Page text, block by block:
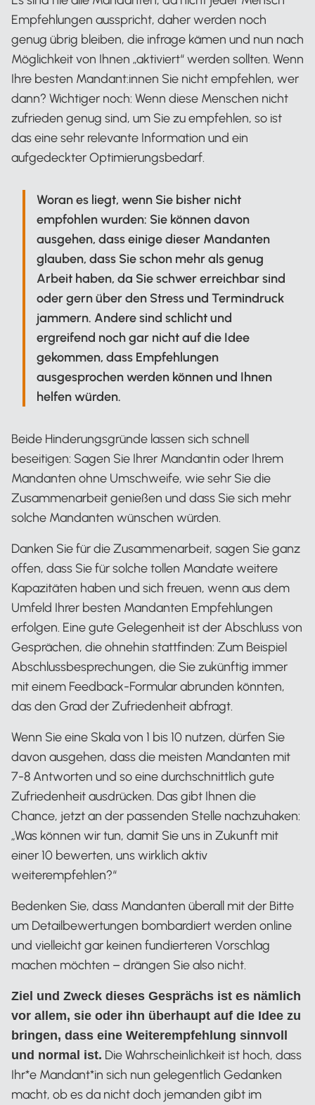
Empfehlungen ausspricht, daher werden noch
genug übrig bleiben, die infrage kämen und nun nach
Möglichkeit von Ihnen „aktiviert“ werden sollten. Wenn
Ihre besten Mandant:innen Sie nicht empfehlen, wer
dann? Wichtiger noch: Wenn diese Menschen nicht
zufrieden genug sind, um Sie zu empfehlen, so ist
das eine sehr relevante Information und ein
aufgedeckter Optimierungsbedarf.
Woran es liegt, wenn Sie bisher nicht
empfohlen wurden: Sie können davon
ausgehen, dass einige dieser Mandanten
glauben, dass Sie schon mehr als genug
Arbeit haben, da Sie schwer erreichbar sind
oder gern über den Stress und Termindruck
jammern. Andere sind schlicht und
ergreifend noch gar nicht auf die Idee
gekommen, dass Empfehlungen
ausgesprochen werden können und Ihnen
helfen würden.
Beide Hinderungsgründe lassen sich schnell
beseitigen: Sagen Sie Ihrer Mandantin oder Ihrem
Mandanten ohne Umschweife, wie sehr Sie die
Zusammenarbeit genießen und dass Sie sich mehr
solche Mandanten wünschen würden.
Danken Sie für die Zusammenarbeit, sagen Sie ganz
offen, dass Sie für solche tollen Mandate weitere
Kapazitäten haben und sich freuen, wenn aus dem
Umfeld Ihrer besten Mandanten Empfehlungen
erfolgen. Eine gute Gelegenheit ist der Abschluss von
Gesprächen, die ohnehin stattfinden: Zum Beispiel
Abschlussbesprechungen, die Sie zukünftig immer
mit einem Feedback-Formular abrunden könnten,
das den Grad der Zufriedenheit abfragt.
Wenn Sie eine Skala von 1 bis 10 nutzen, dürfen Sie
davon ausgehen, dass die meisten Mandanten mit
7-8 Antworten und so eine durchschnittlich gute
Zufriedenheit ausdrücken. Das gibt Ihnen die
Chance, jetzt an der passenden Stelle nachzuhaken:
„Was können wir tun, damit Sie uns in Zukunft mit
einer 10 bewerten, uns wirklich aktiv
weiterempfehlen?“
Bedenken Sie, dass Mandanten überall mit der Bitte
um Detailbewertungen bombardiert werden online
und vielleicht gar keinen fundierteren Vorschlag
machen möchten – drängen Sie also nicht.
Ziel und Zweck dieses Gesprächs ist es nämlich
vor allem, sie oder ihn überhaupt auf die Idee zu
bringen, dass eine Weiterempfehlung sinnvoll
und normal ist. Die Wahrscheinlichkeit ist hoch, dass
Ihr*e Mandant*in sich nun gelegentlich Gedanken
macht, ob es da nicht doch jemanden gibt im